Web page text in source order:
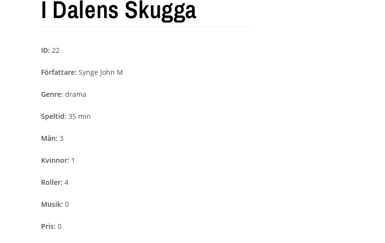
I Dalens Skugga
ID: 22
Författare: Synge John M
Genre: drama
Speltid: 35 min
Män: 3
Kvinnor: 1
Roller: 4
Musik: 0
Pris: 0